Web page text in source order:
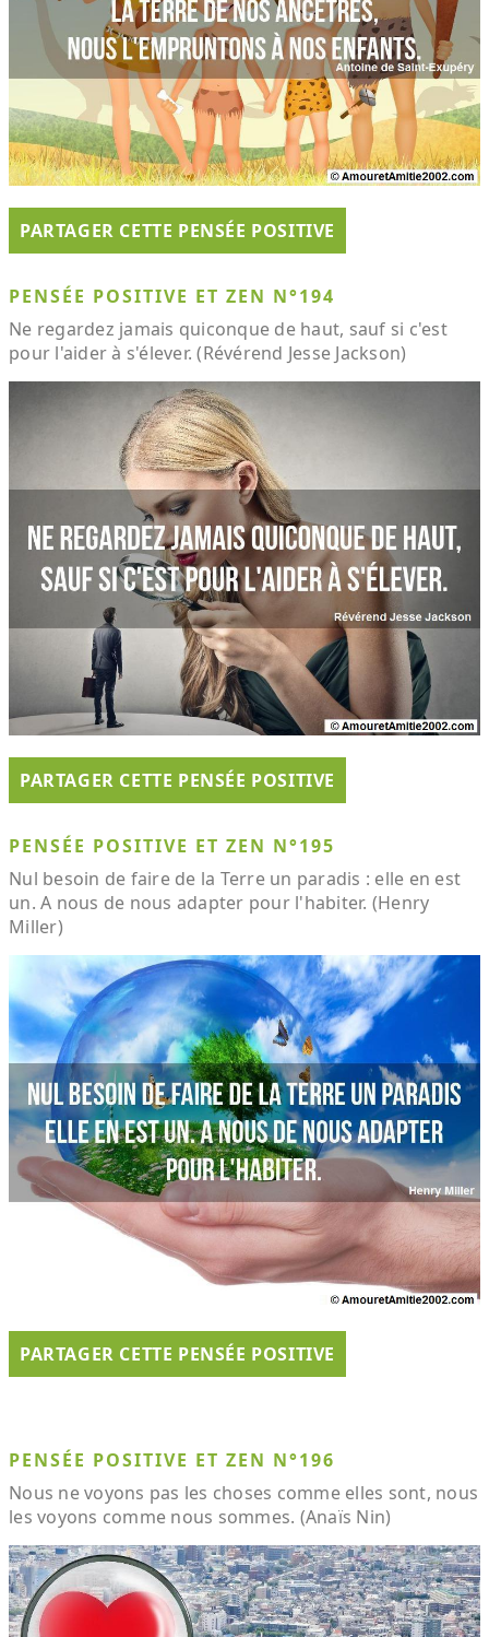
PARTAGER CETTE PENSÉE POSITIVE
PENSÉE POSITIVE ET ZEN N°194
Ne regardez jamais quiconque de haut, sauf si c'est
pour l'aider à s'élever. (Révérend Jesse Jackson)
PARTAGER CETTE PENSÉE POSITIVE
PENSÉE POSITIVE ET ZEN N°195
Nul besoin de faire de la Terre un paradis : elle en est
un. A nous de nous adapter pour l'habiter. (Henry
Miller)
PARTAGER CETTE PENSÉE POSITIVE
PENSÉE POSITIVE ET ZEN N°196
Nous ne voyons pas les choses comme elles sont, nous
les voyons comme nous sommes. (Anaïs Nin)